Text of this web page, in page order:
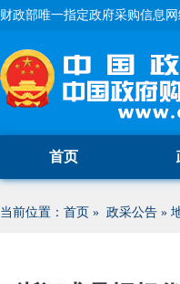
财政部唯一指定政府采购信息
首页
当前位置： 首页 » 政采公告 »